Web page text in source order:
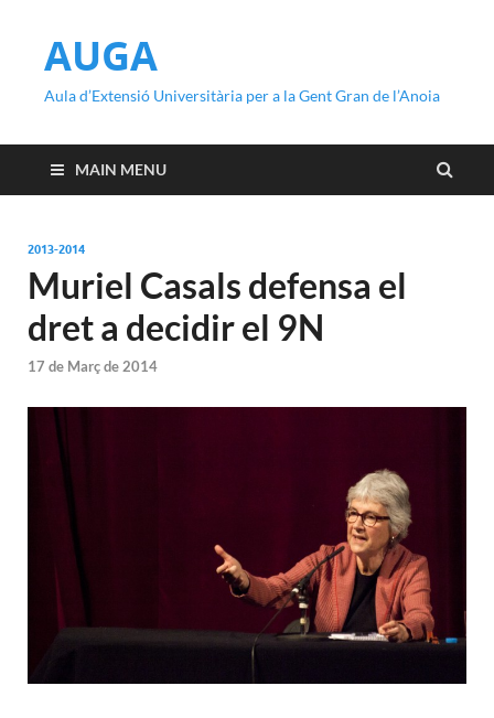
AUGA
Aula d’Extensió Universitària per a la Gent Gran de l’Anoia
MAIN MENU
2013-2014
Muriel Casals defensa el
dret a decidir el 9N
17 de Març de 2014